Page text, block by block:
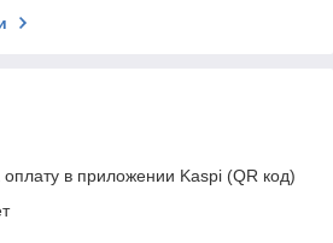
в приложении Kaspi (QR код)